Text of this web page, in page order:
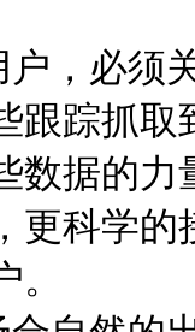
，必须
跟踪抓
数据的
更科学